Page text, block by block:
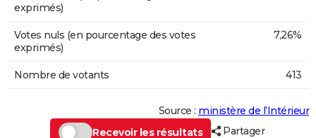
exprimés)
Votes nuls (en pourcentage des votes
exprimés)
7,26%
Nombre de votants 413
Source : ministère de l’Intérieur
Recevoir les résultats
Partager